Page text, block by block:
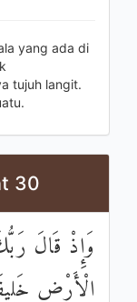
yang ada di
tujuh langit.
30
وَإِذْ قَالَ
الْأَرْضِ